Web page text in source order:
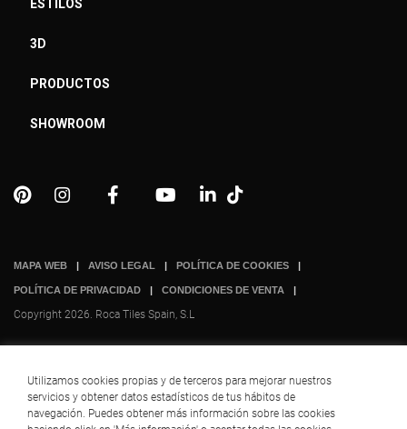
ESTILOS
3D
PRODUCTOS
SHOWROOM
MAPA WEB AVISO LEGAL POLÍTICA DE COOKIES
POLÍTICA DE PRIVACIDAD CONDICIONES DE VENTA
Copyright 2026. Roca Tiles Spain, S.L
Utilizamos cookies propias y de terceros para mejorar nuestros
servicios y obtener datos estadísticos de tus hábitos de
navegación. Puedes obtener más información sobre las cookies